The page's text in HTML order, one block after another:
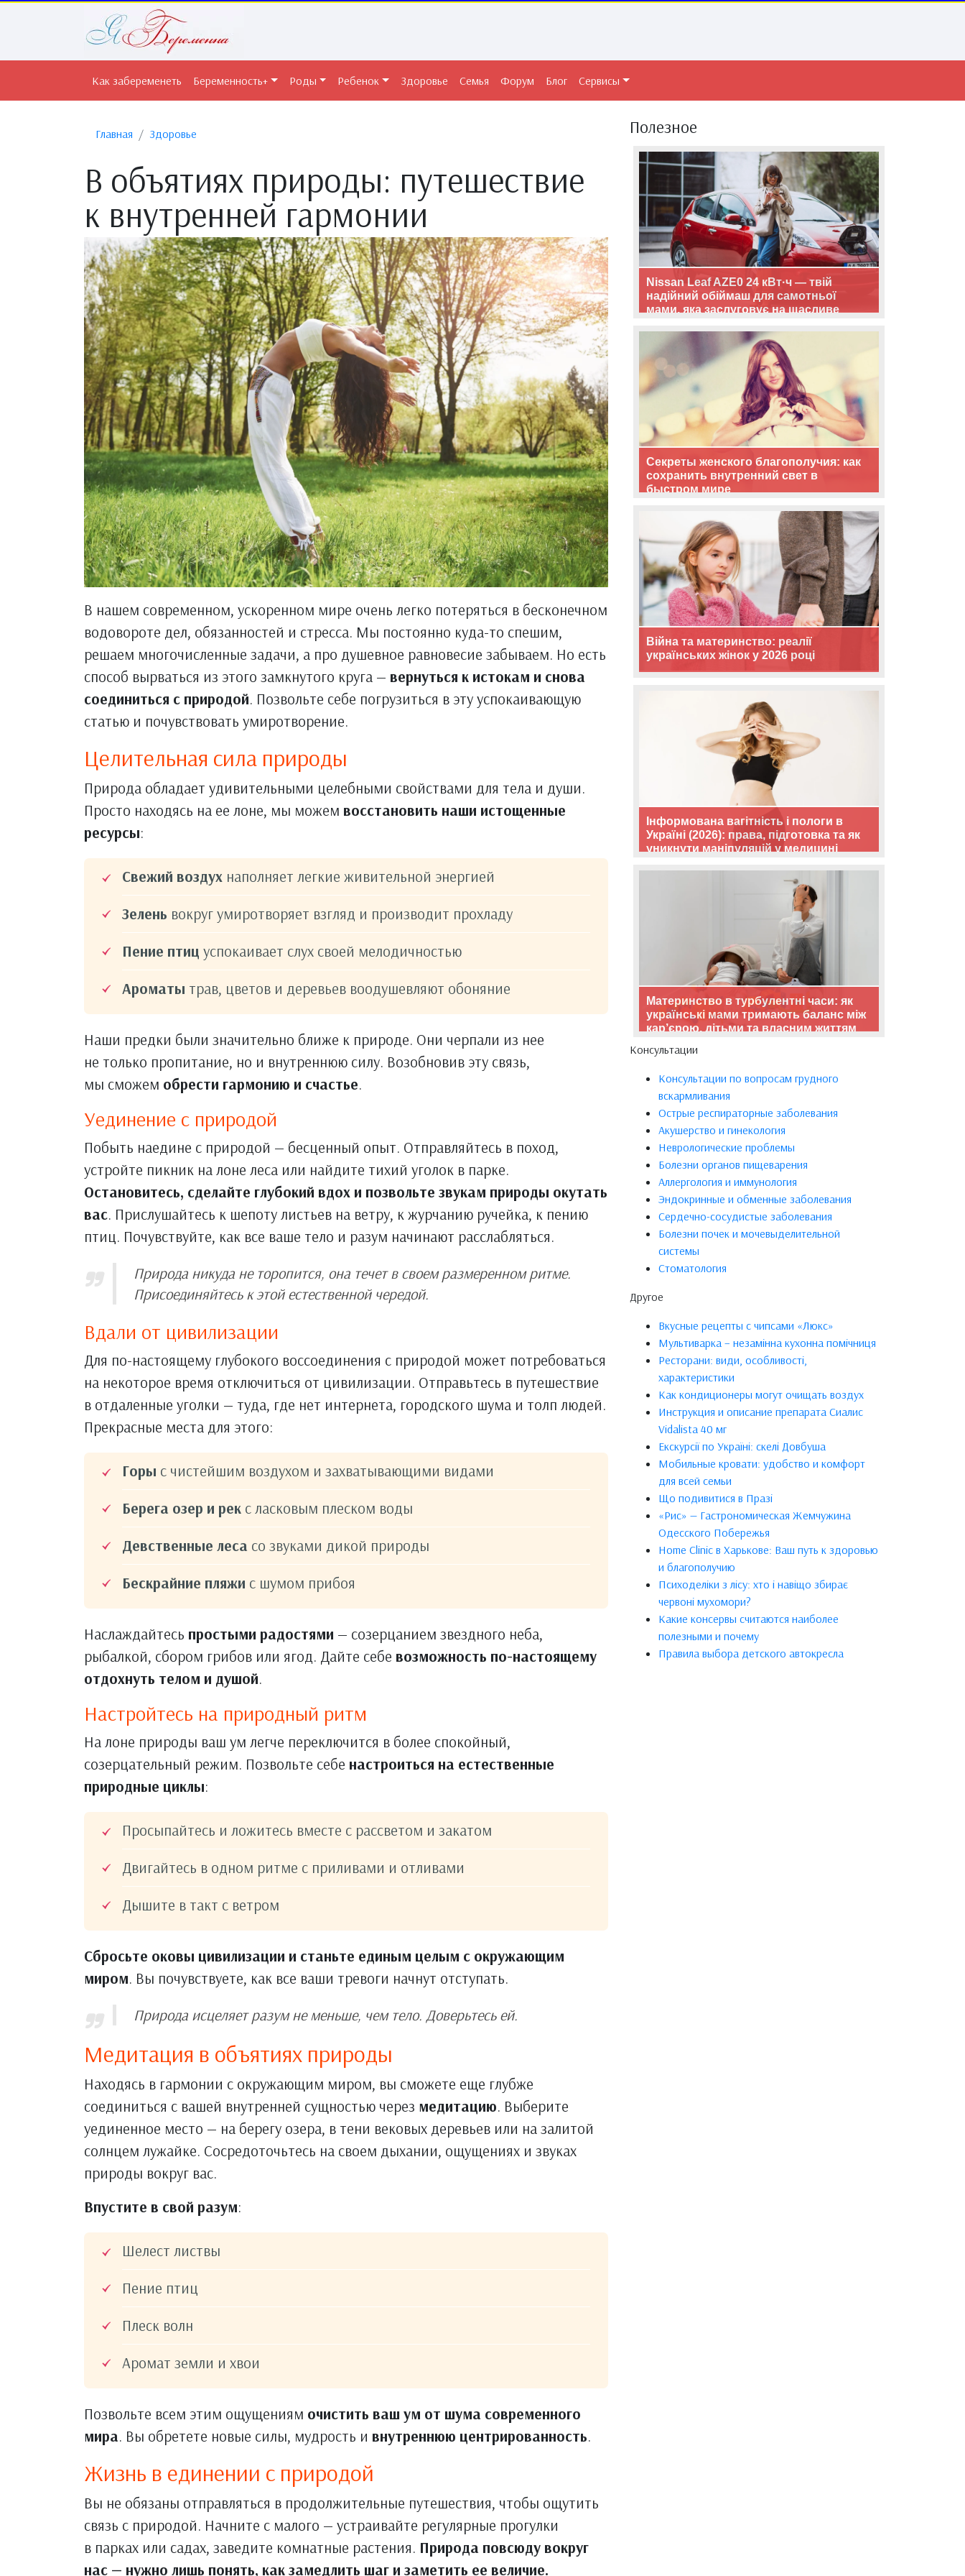
Как забеременеть Беременность+ Роды Ребенок Здоровье Семья Форум Блог Сервисы
Главная Здоровье
В объятиях природы: путешествие
к внутренней гармонии
В нашем современном, ускоренном мире очень легко потеряться в бесконечном
водовороте дел, обязанностей и стресса. Мы постоянно куда-то спешим,
решаем многочисленные задачи, а про душевное равновесие забываем. Но есть
способ вырваться из этого замкнутого круга — вернуться к истокам и снова
соединиться с природой. Позвольте себе погрузиться в эту успокаивающую
статью и почувствовать умиротворение.
Целительная сила природы
Природа обладает удивительными целебными свойствами для тела и души.
Просто находясь на ее лоне, мы можем восстановить наши истощенные
ресурсы:
Свежий воздух наполняет легкие живительной энергией
Зелень вокруг умиротворяет взгляд и производит прохладу
Пение птиц успокаивает слух своей мелодичностью
Ароматы трав, цветов и деревьев воодушевляют обоняние
Наши предки были значительно ближе к природе. Они черпали из нее
не только пропитание, но и внутреннюю силу. Возобновив эту связь,
мы сможем обрести гармонию и счастье.
Уединение с природой
Побыть наедине с природой — бесценный опыт. Отправляйтесь в поход,
устройте пикник на лоне леса или найдите тихий уголок в парке.
Остановитесь, сделайте глубокий вдох и позвольте звукам природы окутать
вас. Прислушайтесь к шепоту листьев на ветру, к журчанию ручейка, к пению
птиц. Почувствуйте, как все ваше тело и разум начинают расслабляться.
Природа никуда не торопится, она течет в своем размеренном ритме.
Присоединяйтесь к этой естественной чередой.
Вдали от цивилизации
Для по-настоящему глубокого воссоединения с природой может потребоваться
на некоторое время отключиться от цивилизации. Отправьтесь в путешествие
в отдаленные уголки — туда, где нет интернета, городского шума и толп людей.
Прекрасные места для этого:
Горы с чистейшим воздухом и захватывающими видами
Берега озер и рек с ласковым плеском воды
Девственные леса со звуками дикой природы
Бескрайние пляжи с шумом прибоя
Наслаждайтесь простыми радостями — созерцанием звездного неба,
рыбалкой, сбором грибов или ягод. Дайте себе возможность по-настоящему
отдохнуть телом и душой.
Настройтесь на природный ритм
На лоне природы ваш ум легче переключится в более спокойный,
созерцательный режим. Позвольте себе настроиться на естественные
природные циклы:
Просыпайтесь и ложитесь вместе с рассветом и закатом
Двигайтесь в одном ритме с приливами и отливами
Дышите в такт с ветром
Сбросьте оковы цивилизации и станьте единым целым с окружающим
миром. Вы почувствуете, как все ваши тревоги начнут отступать.
Природа исцеляет разум не меньше, чем тело. Доверьтесь ей.
Медитация в объятиях природы
Находясь в гармонии с окружающим миром, вы сможете еще глубже
соединиться с вашей внутренней сущностью через медитацию. Выберите
уединенное место — на берегу озера, в тени вековых деревьев или на залитой
солнцем лужайке. Сосредоточьтесь на своем дыхании, ощущениях и звуках
природы вокруг вас.
Впустите в свой разум:
Шелест листвы
Пение птиц
Плеск волн
Аромат земли и хвои
Позвольте всем этим ощущениям очистить ваш ум от шума современного
мира. Вы обретете новые силы, мудрость и внутреннюю центрированность.
Жизнь в единении с природой
Вы не обязаны отправляться в продолжительные путешествия, чтобы ощутить
связь с природой. Начните с малого — устраивайте регулярные прогулки
в парках или садах, заведите комнатные растения. Природа повсюду вокруг
нас — нужно лишь понять, как замедлить шаг и заметить ее величие.
Полезное
Nissan Leaf AZE0 24 кВт·ч — твій
надійний обіймаш для самотньої
мами, яка заслуговує на щасливе
Секреты женского благополучия: как
сохранить внутренний свет в
быстром мире
Війна та материнство: реалії
українських жінок у 2026 році
Інформована вагітність і пологи в
Україні (2026): права, підготовка та як
уникнути маніпуляцій у медицині
Материнство в турбулентні часи: як
українські мами тримають баланс між
кар’єрою, дітьми та власним життям
Консультации
Консультации по вопросам грудного
вскармливания
Острые респираторные заболевания
Акушерство и гинекология
Неврологические проблемы
Болезни органов пищеварения
Аллергология и иммунология
Эндокринные и обменные заболевания
Сердечно-сосудистые заболевания
Болезни почек и мочевыделительной
системы
Стоматология
Другое
Вкусные рецепты с чипсами «Люкс»
Мультиварка – незамінна кухонна помічниця
Ресторани: види, особливості,
характеристики
Как кондиционеры могут очищать воздух
Инструкция и описание препарата Сиалис
Vidalista 40 мг
Екскурсії по Україні: скелі Довбуша
Мобильные кровати: удобство и комфорт
для всей семьи
Що подивитися в Празі
«Рис» — Гастрономическая Жемчужина
Одесского Побережья
Home Clinic в Харькове: Ваш путь к здоровью
и благополучию
Психоделіки з лісу: хто і навіщо збирає
червоні мухомори?
Какие консервы считаются наиболее
полезными и почему
Правила выбора детского автокресла